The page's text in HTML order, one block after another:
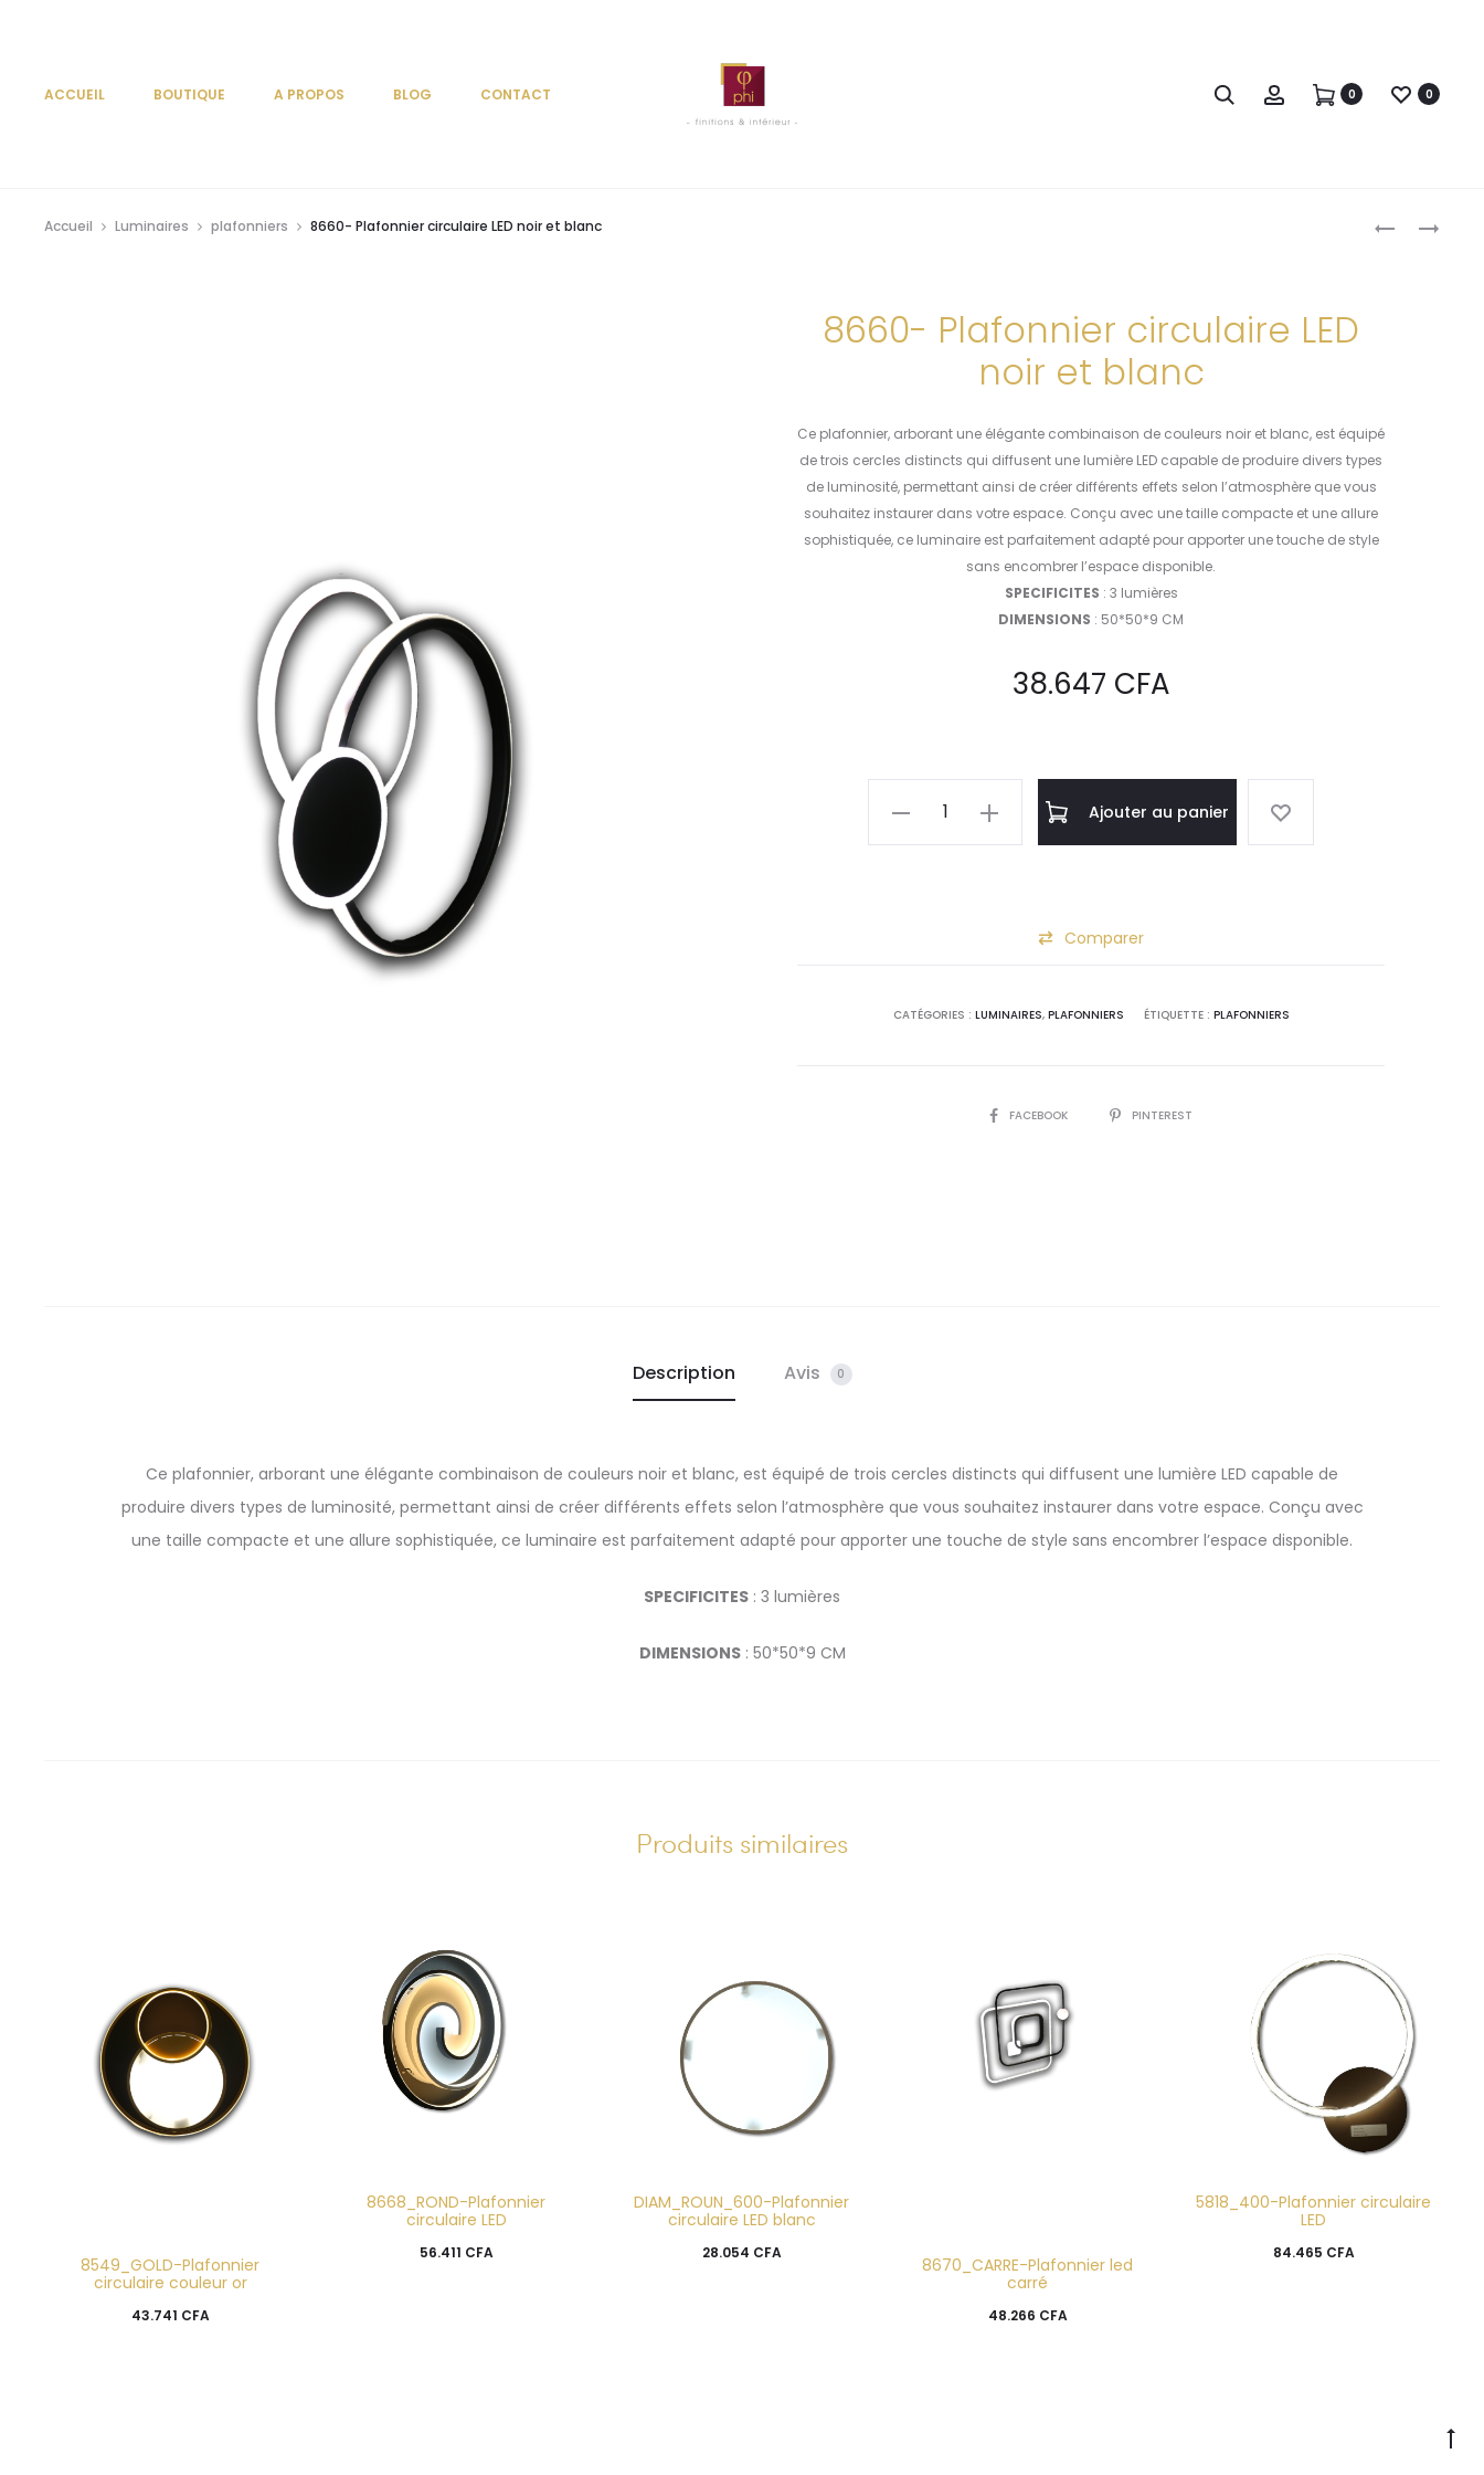
ACCUEIL BOUTIQUE A PROPOS BLOG CONTACT Search Account0 0
W1128-
W1233-
Accueil Luminaires plafonniers 8660- Plafonnier circulaire LED noir et blanc
8660- Plafonnier circulaire LED
noir et blanc
Ce plafonnier, arborant une élégante combinaison de couleurs noir et blanc, est équipé
de trois cercles distincts qui diffusent une lumière LED capable de produire divers types
de luminosité, permettant ainsi de créer différents effets selon l’atmosphère que vous
souhaitez instaurer dans votre espace. Conçu avec une taille compacte et une allure
sophistiquée, ce luminaire est parfaitement adapté pour apporter une touche de style
sans encombrer l’espace disponible.
SPECIFICITES : 3 lumières
DIMENSIONS : 50*50*9 CM
38.647 CFA
quantité
et
Ajouter au panier
Comparer
CATÉGORIES : LUMINAIRES, PLAFONNIERS ÉTIQUETTE : PLAFONNIERS
SHAREFACEBOOK PINTEREST
Description Avis 0
Ce plafonnier, arborant une élégante combinaison de couleurs noir et blanc, est équipé de trois cercles distincts qui diffusent une lumière LED capable de
produire divers types de luminosité, permettant ainsi de créer différents effets selon l’atmosphère que vous souhaitez instaurer dans votre espace. Conçu avec
une taille compacte et une allure sophistiquée, ce luminaire est parfaitement adapté pour apporter une touche de style sans encombrer l’espace disponible.
SPECIFICITES : 3 lumières
DIMENSIONS: 50*50*9 CM
Produits similaires
8549_GOLD-Plafonnier
circulaire couleur or
43.741 CFA
8668_ROND-Plafonnier
circulaire LED
56.411 CFA
DIAM_ROUN_600-Plafonnier
circulaire LED blanc
28.054 CFA
8670_CARRE-Plafonnier led
carré
48.266 CFA
5818_400-Plafonnier circulaire
LED
84.465 CFA